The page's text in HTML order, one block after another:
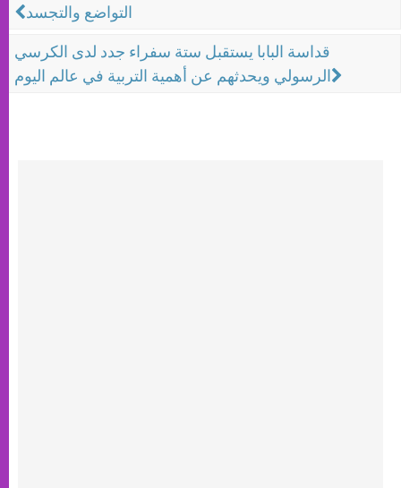
التواضع والتجسد
قداسة البابا يستقبل ستة سفراء جدد لدى الكرسي
الرسولي ويحدثهم عن أهمية التربية في عالم اليوم